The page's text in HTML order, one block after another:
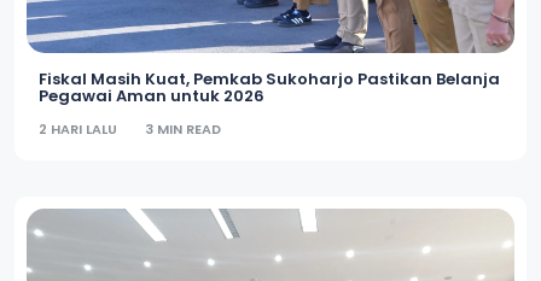
Fiskal Masih Kuat, Pemkab Sukoharjo Pastikan Belanja
Pegawai Aman untuk 2026
2 HARI LALU 3 MIN READ